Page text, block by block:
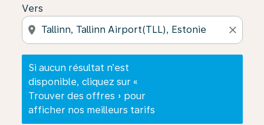
Vers
location_on close
Si aucun résultat n’est
disponible, cliquez sur «
Trouver des offres » pour
afficher nos meilleurs tarifs